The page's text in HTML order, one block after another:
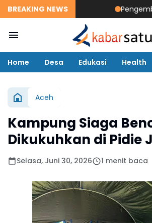
BREAKING NEWS
Home Desa Edukasi Health
Aceh
Kampung Siaga
Dikukuhkan di Pidie
Selasa, Juni 30, 2026 1 menit baca